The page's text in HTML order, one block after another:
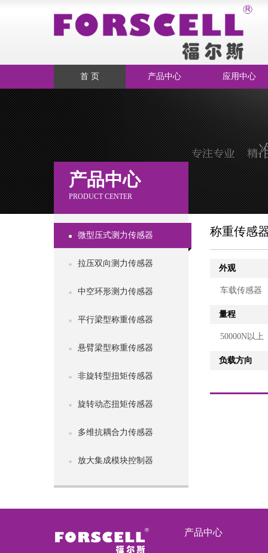
首 页 产品中心 应用中心
产品中心
PRODUCT CENTER
微型压式测力传感器
拉压双向测力传感器
中空环形测力传感器
平行梁型称重传感器
悬臂梁型称重传感器
非旋转型扭矩传感器
旋转动态扭矩传感器
多维抗耦合力传感器
放大集成模块控制器
称重传感
外观
车载传感器
量程
50000N以上
负载方向
产品中心